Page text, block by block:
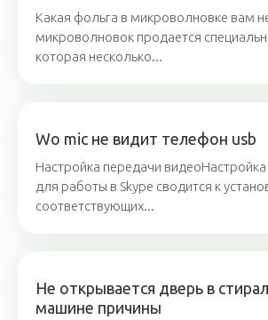
Какая фольга в микроволновке вам
микроволновок продается
которая несколько...
Wo mic не видит телефон usb
Настройка передачи видеоНастройка
для работы в Skype сводится к
соответствующих...
Не открывается дверь в
машине причины